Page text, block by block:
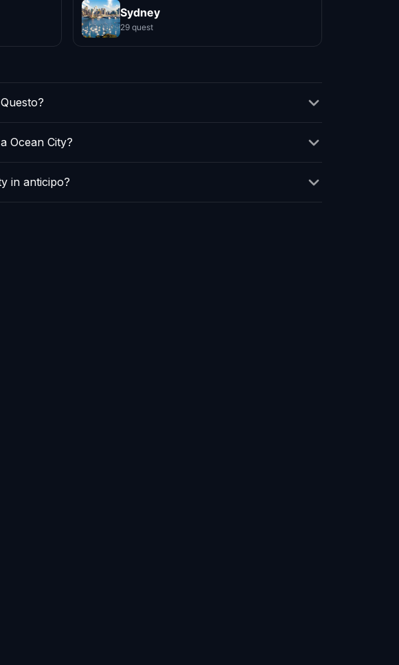
Sydney
29 quest
Ocean City?
in anticipo?